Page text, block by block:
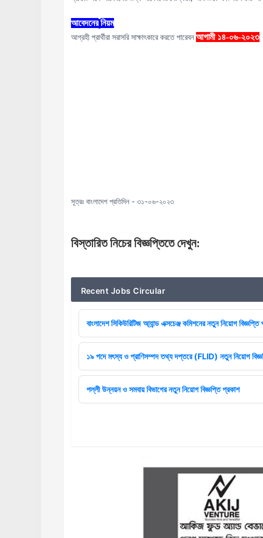
আবেদনের নিয়ম
আগ্রহী প্রার্থীরা সরাসরি সাক্ষাৎকারে করতে পারেবন আগামী ১৪-০৬-২০২৩
সূত্রঃ বাংলাদেশ প্রতিদিন - ৩১-০৬-২০২৩
বিস্তারিত নিচের বিজ্ঞপ্তিতে দেখুন:
Recent Jobs Circular
বাংলাদেশ সিকিউরিটিজ আ্যান্ড এক্সচেঞ্জ কমিশনের নতুন নিয়োগ বিজ্ঞপ্তি
১৯ পদে মৎস্য ও প্রাণিসম্পদ তথ্য দপ্তরে (FLID) নতুন নিয়োগ
পল্লী উন্নয়ন ও সমবায় বিভাগের নতুন নিয়োগ বিজ্ঞপ্তি প্রকাশ